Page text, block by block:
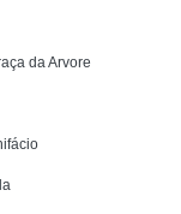
da Arvore